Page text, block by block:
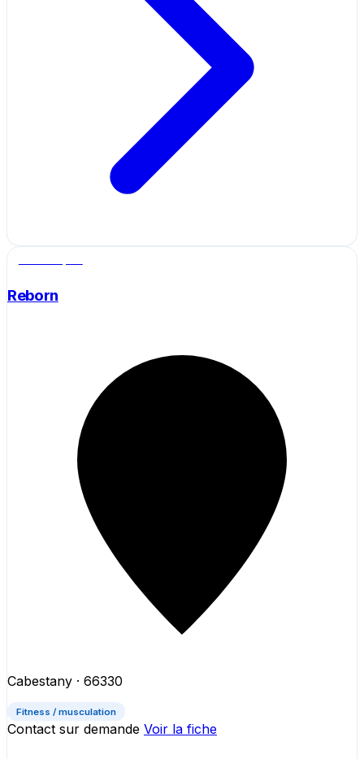
Reborn
Cabestany · 66330
Fitness / musculation
Contact sur demande Voir la fiche